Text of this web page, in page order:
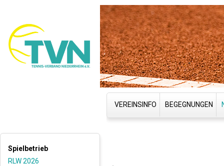
VEREINSINFO BEGEGNUNGEN
Spielbetrieb
RLW 2026